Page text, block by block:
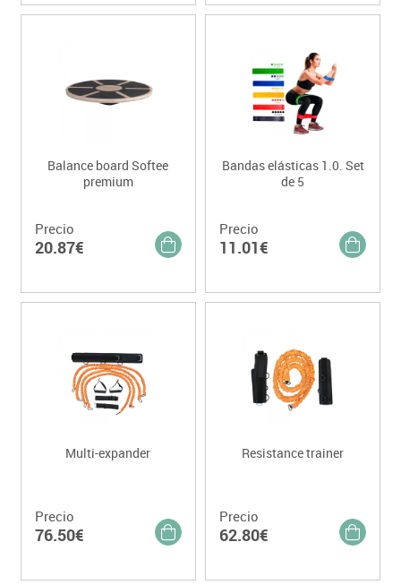
Balance board Softee
premium
Precio
20.87€
Bandas elásticas 1.0. Set
de 5
Precio
11.01€
Multi-expander
Precio
76.50€
Resistance trainer
Precio
62.80€